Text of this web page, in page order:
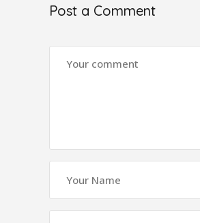
Post a Comment